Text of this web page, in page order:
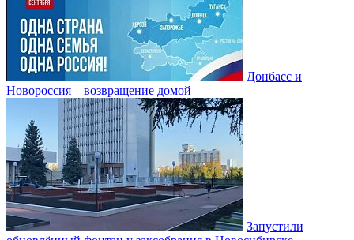
Донбасс и
Новороссия – возвращение домой
Запустили